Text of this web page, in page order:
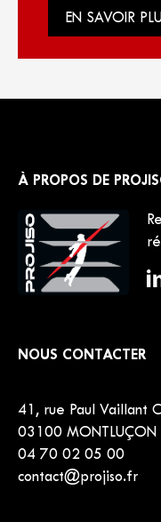
EN SAVOIR
À PROPOS DE
NOUS CONTACTER
41, rue Paul Vaillant
03100 MONTLUÇON
04 70 02 05 00
contact@projiso.fr